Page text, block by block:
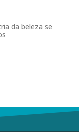
da beleza se